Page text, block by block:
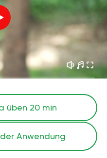
üben 20 min
Anwendung